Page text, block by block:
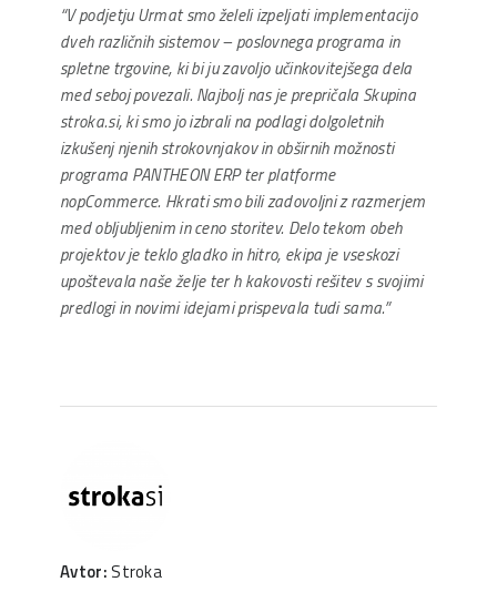
“V podjetju Urmat smo želeli izpeljati implementacijo
dveh različnih sistemov – poslovnega programa in
spletne trgovine, ki bi ju zavoljo učinkovitejšega dela
med seboj povezali. Najbolj nas je prepričala Skupina
stroka.si, ki smo jo izbrali na podlagi dolgoletnih
izkušenj njenih strokovnjakov in obširnih možnosti
programa PANTHEON ERP ter platforme
nopCommerce. Hkrati smo bili zadovoljni z razmerjem
med obljubljenim in ceno storitev. Delo tekom obeh
projektov je teklo gladko in hitro, ekipa je vseskozi
upoštevala naše želje ter h kakovosti rešitev s svojimi
predlogi in novimi idejami prispevala tudi sama.”
Avtor: Stroka